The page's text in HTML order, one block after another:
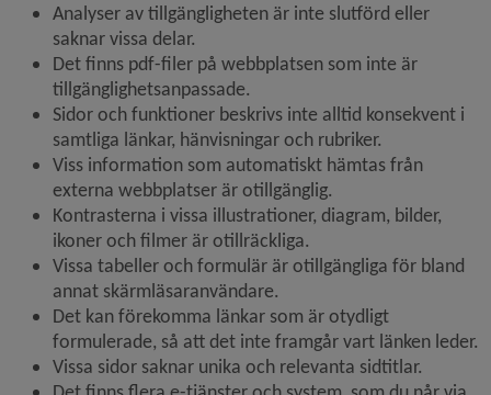
Analyser av tillgängligheten är inte slutförd eller
saknar vissa delar.
Det finns pdf-filer på webbplatsen som inte är
tillgänglighetsanpassade.
Sidor och funktioner beskrivs inte alltid konsekvent i
samtliga länkar, hänvisningar och rubriker.
Viss information som automatiskt hämtas från
externa webbplatser är otillgänglig.
Kontrasterna i vissa illustrationer, diagram, bilder,
ikoner och filmer är otillräckliga.
Vissa tabeller och formulär är otillgängliga för bland
annat skärmläsaranvändare.
Det kan förekomma länkar som är otydligt
formulerade, så att det inte framgår vart länken leder.
Vissa sidor saknar unika och relevanta sidtitlar.